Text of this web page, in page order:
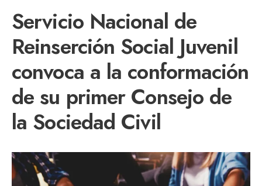
Servicio Nacional de
Reinserción Social Juvenil
convoca a la conformación
de su primer Consejo de
la Sociedad Civil